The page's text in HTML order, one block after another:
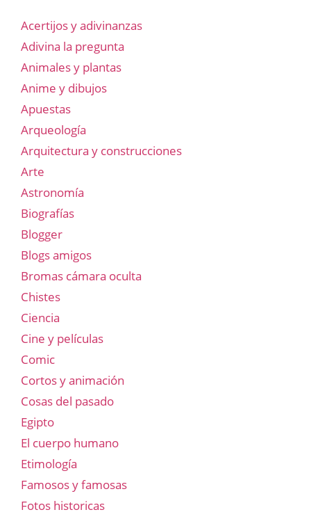
Acertijos y adivinanzas
Adivina la pregunta
Animales y plantas
Anime y dibujos
Apuestas
Arqueología
Arquitectura y construcciones
Arte
Astronomía
Biografías
Blogger
Blogs amigos
Bromas cámara oculta
Chistes
Ciencia
Cine y películas
Comic
Cortos y animación
Cosas del pasado
Egipto
El cuerpo humano
Etimología
Famosos y famosas
Fotos historicas